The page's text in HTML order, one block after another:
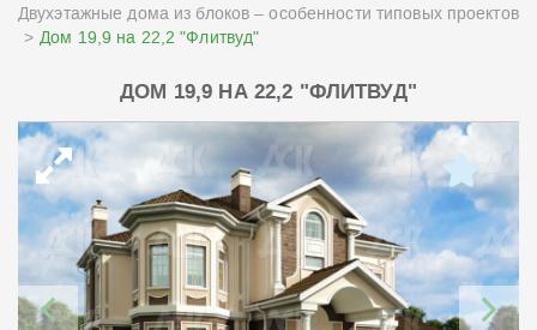
Двухэтажные дома из блоков – особенности типовых проектов
Дом 19,9 на 22,2 "Флитвуд"
ДОМ 19,9 НА 22,2 "ФЛИТВУД"